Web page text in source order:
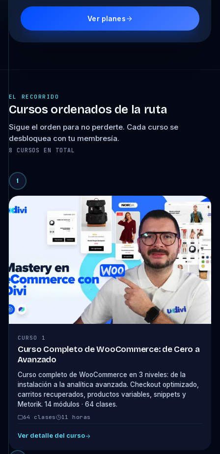
Ver planes
EL RECORRIDO
Cursos ordenados de la ruta
Sigue el orden para no perderte. Cada curso se
desbloquea con tu membresía.
8 CURSOS EN TOTAL
1
CURSO 1
Curso Completo de WooCommerce: de Cero a
Avanzado
Curso completo de WooCommerce en 3 niveles: de la
instalación a la analítica avanzada. Checkout optimizado,
carritos recuperados, productos variables, snippets y
Metorik. 14 módulos · 64 clases.
64 clases 11 horas
Ver detalle del curso